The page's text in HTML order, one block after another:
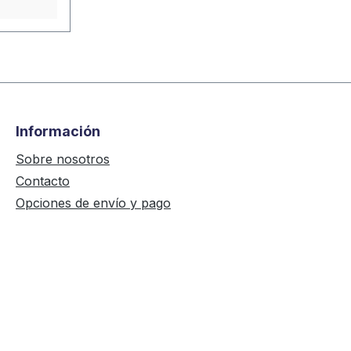
Información
Sobre nosotros
Contacto
Opciones de envío y pago